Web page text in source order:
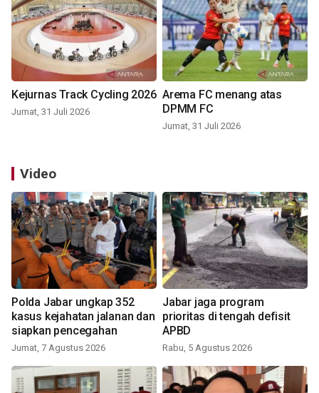
Kejurnas Track Cycling 2026
Jumat, 31 Juli 2026
Arema FC menang atas
DPMM FC
Jumat, 31 Juli 2026
Video
Polda Jabar ungkap 352
kasus kejahatan jalanan dan
siapkan pencegahan
Jumat, 7 Agustus 2026
Jabar jaga program
prioritas di tengah defisit
APBD
Rabu, 5 Agustus 2026